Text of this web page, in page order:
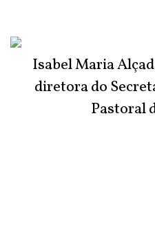
Isabel Maria
diretora do
Pastoral